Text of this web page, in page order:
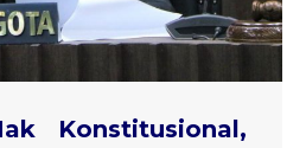
Konstitusional,